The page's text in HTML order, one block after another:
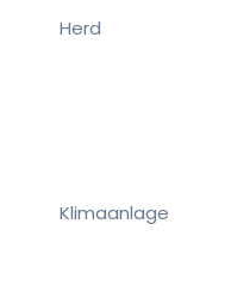
Herd
Klimaanlage